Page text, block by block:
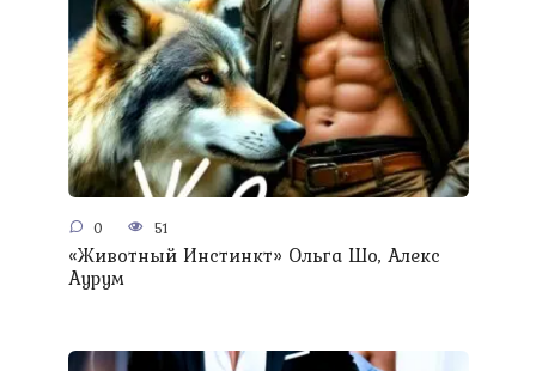
0 51
«Животный Инстинкт» Ольга Шо, Алекс
Аурум